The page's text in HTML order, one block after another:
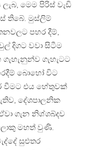
මෙම පිරිස් වැඩි
තිබේ. මුස්ලිම්
පහර දීම්,
දිගට වවා සිටීම
ගැහැටට
බොහෝ විට
වීමට එය හේතුවක්
දේශපාලනික
ගැන නිශ්ශබ්දව
මහත් වුණි.
සුළුතර